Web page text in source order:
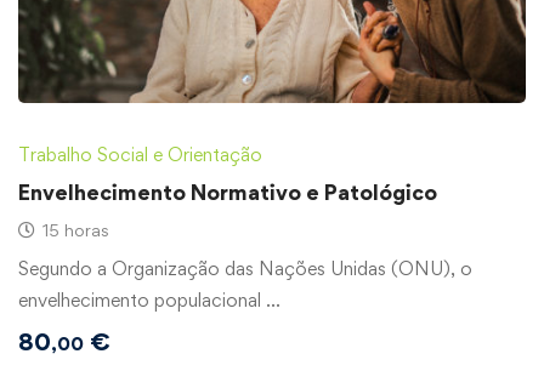
Trabalho Social e Orientação
Envelhecimento Normativo e Patológico
15 horas
Segundo a Organização das Nações Unidas (ONU), o
envelhecimento populacional …
80,00 €